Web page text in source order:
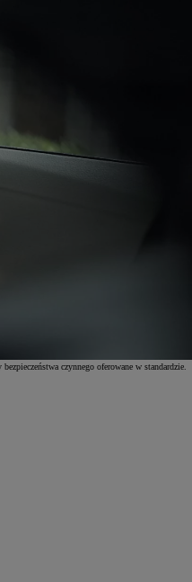
czynnego oferowane w standardzie.